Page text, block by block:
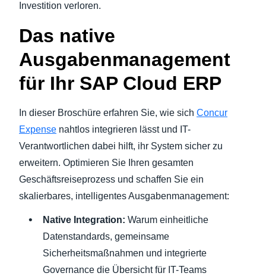
Investition verloren.
Das native
Ausgabenmanagement
für Ihr SAP Cloud ERP
In dieser Broschüre erfahren Sie, wie sich Concur
Expense nahtlos integrieren lässt und IT-
Verantwortlichen dabei hilft, ihr System sicher zu
erweitern. Optimieren Sie Ihren gesamten
Geschäftsreiseprozess und schaffen Sie ein
skalierbares, intelligentes Ausgabenmanagement:
Native Integration: Warum einheitliche
Datenstandards, gemeinsame
Sicherheitsmaßnahmen und integrierte
Governance die Übersicht für IT-Teams